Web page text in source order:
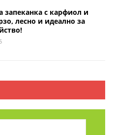
запеканка с карфиол и
лесно и идеално за